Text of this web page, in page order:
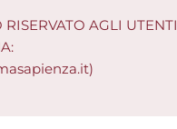
RISERVATO AGLI UTENTI